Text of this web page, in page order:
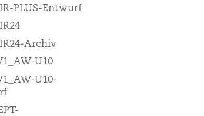
PLUS-Entwurf
Archiv
U10
U10-